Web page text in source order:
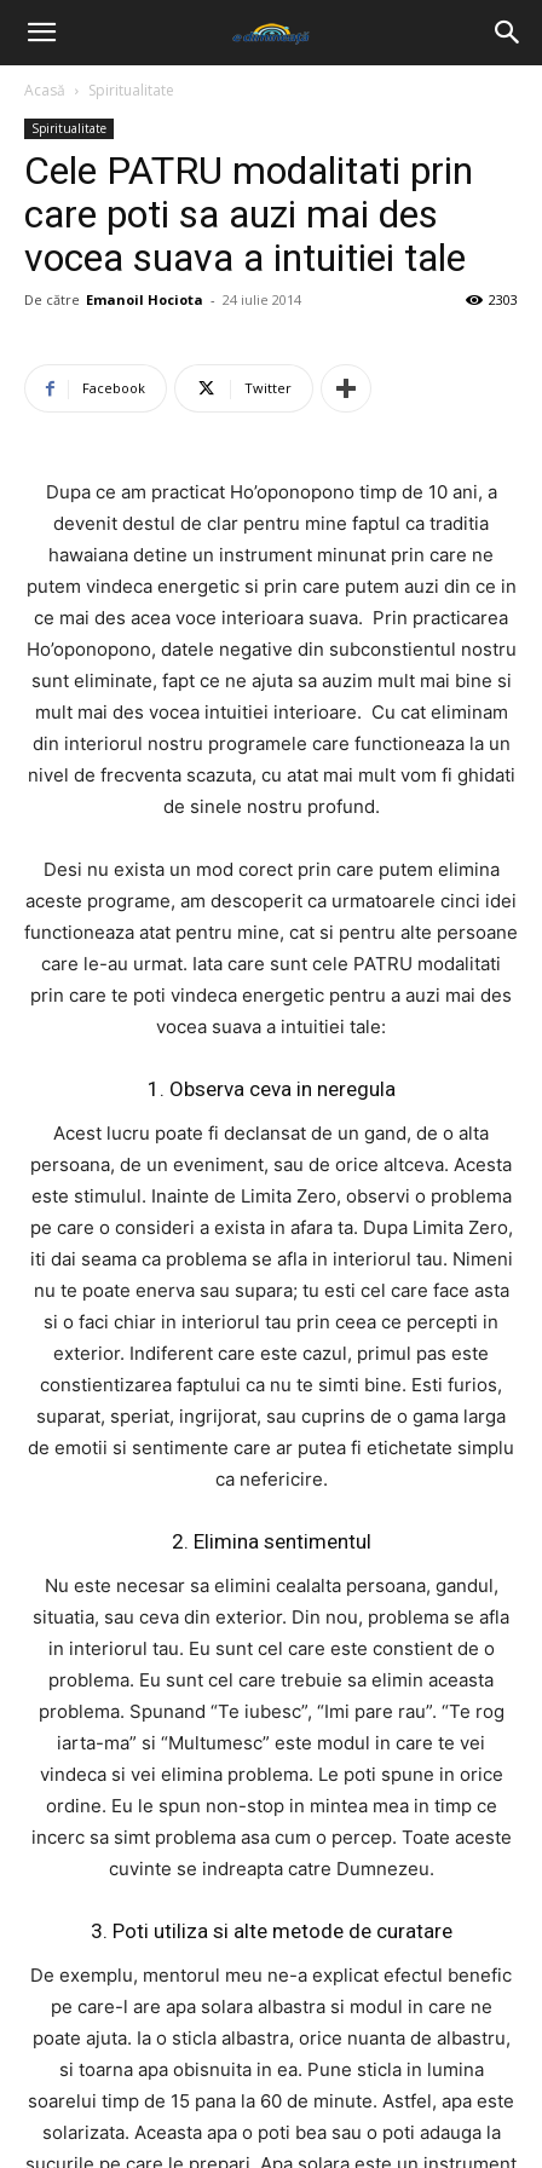
Acasă Spiritualitate
Spiritualitate
Cele PATRU modalitati prin
care poti sa auzi mai des
vocea suava a intuitiei tale
De către Emanoil Hociota - 24 iulie 2014 2303
Facebook Twitter
Dupa ce am practicat Ho’oponopono timp de 10 ani, a
devenit destul de clar pentru mine faptul ca traditia
hawaiana detine un instrument minunat prin care ne
putem vindeca energetic si prin care putem auzi din ce in
ce mai des acea voce interioara suava. Prin practicarea
Ho’oponopono, datele negative din subconstientul nostru
sunt eliminate, fapt ce ne ajuta sa auzim mult mai bine si
mult mai des vocea intuitiei interioare. Cu cat eliminam
din interiorul nostru programele care functioneaza la un
nivel de frecventa scazuta, cu atat mai mult vom fi ghidati
de sinele nostru profund.
Desi nu exista un mod corect prin care putem elimina
aceste programe, am descoperit ca urmatoarele cinci idei
functioneaza atat pentru mine, cat si pentru alte persoane
care le-au urmat. Iata care sunt cele PATRU modalitati
prin care te poti vindeca energetic pentru a auzi mai des
vocea suava a intuitiei tale:
1. Observa ceva in neregula
Acest lucru poate fi declansat de un gand, de o alta
persoana, de un eveniment, sau de orice altceva. Acesta
este stimulul. Inainte de Limita Zero, observi o problema
pe care o consideri a exista in afara ta. Dupa Limita Zero,
iti dai seama ca problema se afla in interiorul tau. Nimeni
nu te poate enerva sau supara; tu esti cel care face asta
si o faci chiar in interiorul tau prin ceea ce percepti in
exterior. Indiferent care este cazul, primul pas este
constientizarea faptului ca nu te simti bine. Esti furios,
suparat, speriat, ingrijorat, sau cuprins de o gama larga
de emotii si sentimente care ar putea fi etichetate simplu
ca nefericire.
2. Elimina sentimentul
Nu este necesar sa elimini cealalta persoana, gandul,
situatia, sau ceva din exterior. Din nou, problema se afla
in interiorul tau. Eu sunt cel care este constient de o
problema. Eu sunt cel care trebuie sa elimin aceasta
problema. Spunand “Te iubesc”, “Imi pare rau”. “Te rog
iarta-ma” si “Multumesc” este modul in care te vei
vindeca si vei elimina problema. Le poti spune in orice
ordine. Eu le spun non-stop in mintea mea in timp ce
incerc sa simt problema asa cum o percep. Toate aceste
cuvinte se indreapta catre Dumnezeu.
3. Poti utiliza si alte metode de curatare
De exemplu, mentorul meu ne-a explicat efectul benefic
pe care-l are apa solara albastra si modul in care ne
poate ajuta. Ia o sticla albastra, orice nuanta de albastru,
si toarna apa obisnuita in ea. Pune sticla in lumina
soarelui timp de 15 pana la 60 de minute. Astfel, apa este
solarizata. Aceasta apa o poti bea sau o poti adauga la